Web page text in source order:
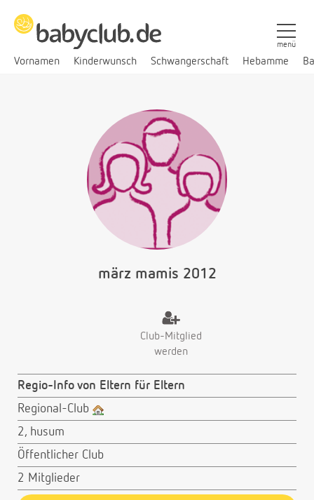
Vornamen Kinderwunsch Schwangerschaft Hebamme
menü
märz mamis 2012
Club-Mitglied
werden
Regio-Info von Eltern für Eltern
Regional-Club
2, husum
Öffentlicher Club
2 Mitglieder